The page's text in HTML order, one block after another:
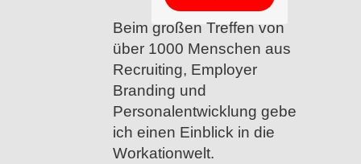
Beim großen Treffen von
über 1000 Menschen aus
Recruiting, Employer
Branding und
Personalentwicklung gebe
ich einen Einblick in die
Workationwelt.